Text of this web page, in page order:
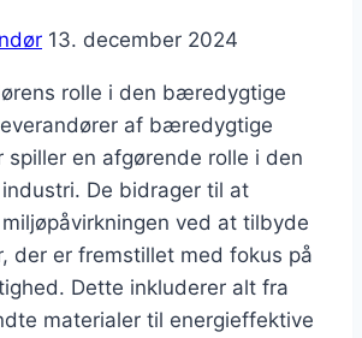
13. december 2024
rolle i den bæredygtige
af bæredygtige
spiller en afgørende rolle i den
De bidrager til at
ved at tilbyde
der er fremstillet med fokus på
Dette inkluderer alt fra
materialer til energieffektive